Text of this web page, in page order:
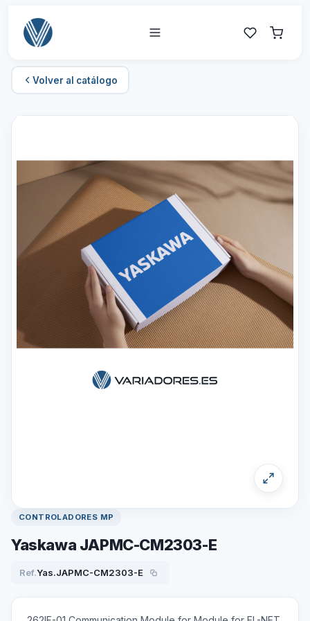
Volver al catálogo
CONTROLADORES MP
Yaskawa JAPMC-CM2303-E
Ref.Yas.JAPMC-CM2303-E